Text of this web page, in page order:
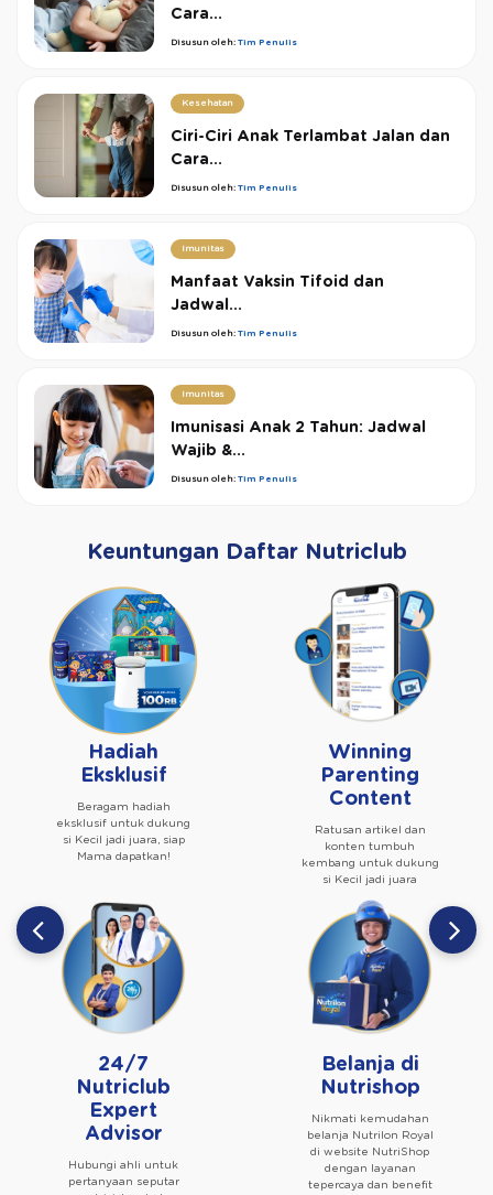
Cara...
Disusun oleh: Tim Penulis
Kesehatan
Ciri-Ciri Anak Terlambat Jalan dan
Cara...
Disusun oleh: Tim Penulis
Imunitas
Manfaat Vaksin Tifoid dan
Jadwal...
Disusun oleh: Tim Penulis
Imunitas
Imunisasi Anak 2 Tahun: Jadwal
Wajib &...
Disusun oleh: Tim Penulis
Keuntungan Daftar Nutriclub
Hadiah
Eksklusif
Beragam hadiah
eksklusif untuk dukung
si Kecil jadi juara, siap
Mama dapatkan!
Winning
Parenting
Content
Ratusan artikel dan
konten tumbuh
kembang untuk dukung
si Kecil jadi juara
24/7
Nutriclub
Expert
Advisor
Hubungi ahli untuk
pertanyaan seputar
Belanja di
Nutrishop
Nikmati kemudahan
belanja Nutrilon Royal
di website NutriShop
dengan layanan
tepercaya dan benefit